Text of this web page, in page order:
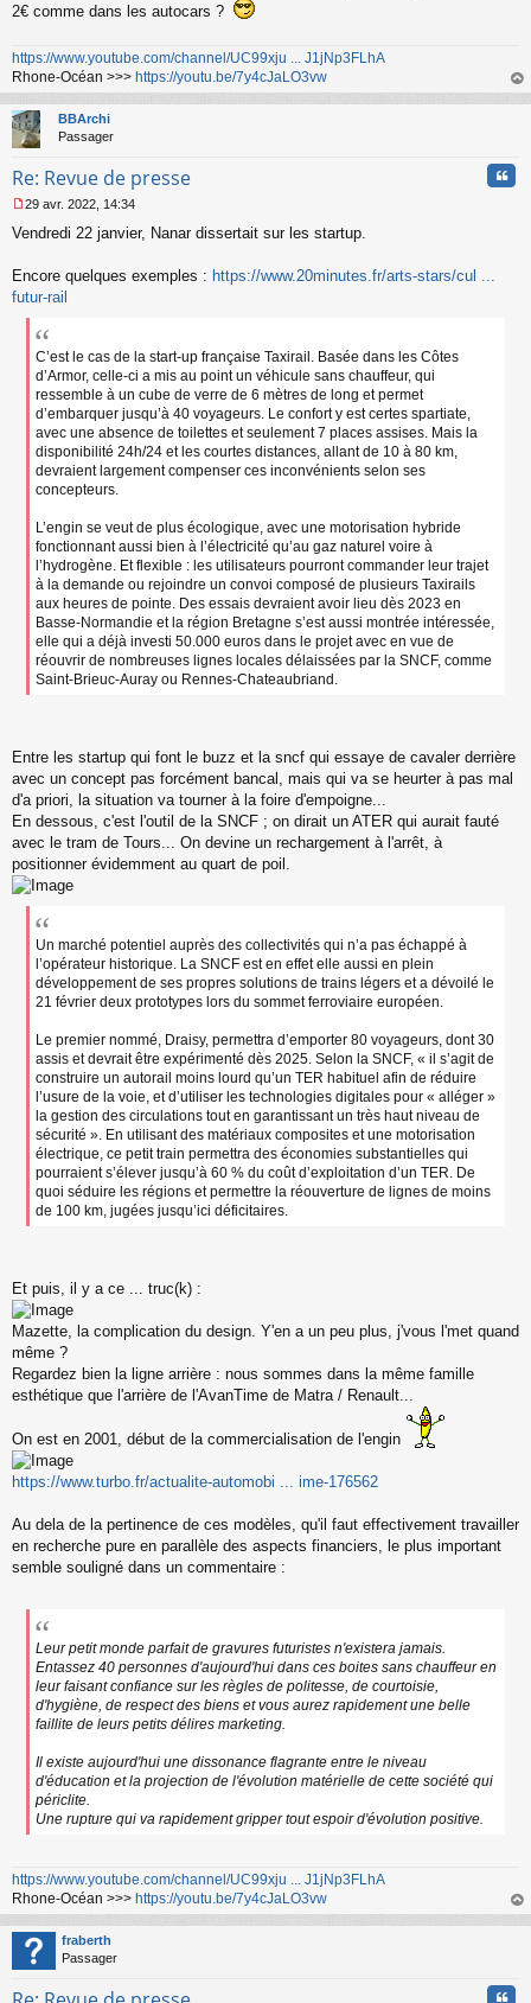
g
n
o
l
u
2€ comme dans les autocars ?
https://www.youtube.com/channel/UC99xju ... J1jNp3FLhA
Rhone-Océan >>> https://youtu.be/7y4cJaLO3vw
au
BBArchi
Passager
Re: Revue de presse
e
s
g
29 avr. 2022, 14:34
Vendredi 22 janvier, Nanar dissertait sur les startup.
Encore quelques exemples : https://www.20minutes.fr/arts-stars/cul ...
futur-rail
C’est le cas de la start-up française Taxirail. Basée dans les Côtes
d’Armor, celle-ci a mis au point un véhicule sans chauffeur, qui
ressemble à un cube de verre de 6 mètres de long et permet
d’embarquer jusqu’à 40 voyageurs. Le confort y est certes spartiate,
avec une absence de toilettes et seulement 7 places assises. Mais la
disponibilité 24h/24 et les courtes distances, allant de 10 à 80 km,
devraient largement compenser ces inconvénients selon ses
concepteurs.
L’engin se veut de plus écologique, avec une motorisation hybride
fonctionnant aussi bien à l’électricité qu’au gaz naturel voire à
l’hydrogène. Et flexible : les utilisateurs pourront commander leur trajet
à la demande ou rejoindre un convoi composé de plusieurs Taxirails
aux heures de pointe. Des essais devraient avoir lieu dès 2023 en
Basse-Normandie et la région Bretagne s’est aussi montrée intéressée,
elle qui a déjà investi 50.000 euros dans le projet avec en vue de
réouvrir de nombreuses lignes locales délaissées par la SNCF, comme
Saint-Brieuc-Auray ou Rennes-Chateaubriand.
Entre les startup qui font le buzz et la sncf qui essaye de cavaler derrière
avec un concept pas forcément bancal, mais qui va se heurter à pas mal
d'a priori, la situation va tourner à la foire d'empoigne...
En dessous, c'est l'outil de la SNCF ; on dirait un ATER qui aurait fauté
avec le tram de Tours... On devine un rechargement à l'arrêt, à
positionner évidemment au quart de poil.
Un marché potentiel auprès des collectivités qui n’a pas échappé à
l’opérateur historique. La SNCF est en effet elle aussi en plein
développement de ses propres solutions de trains légers et a dévoilé le
21 février deux prototypes lors du sommet ferroviaire européen.
Le premier nommé, Draisy, permettra d’emporter 80 voyageurs, dont 30
assis et devrait être expérimenté dès 2025. Selon la SNCF, « il s’agit de
construire un autorail moins lourd qu’un TER habituel afin de réduire
l’usure de la voie, et d’utiliser les technologies digitales pour « alléger »
la gestion des circulations tout en garantissant un très haut niveau de
sécurité ». En utilisant des matériaux composites et une motorisation
électrique, ce petit train permettra des économies substantielles qui
pourraient s’élever jusqu’à 60 % du coût d’exploitation d’un TER. De
quoi séduire les régions et permettre la réouverture de lignes de moins
de 100 km, jugées jusqu’ici déficitaires.
Et puis, il y a ce ... truc(k) :
Mazette, la complication du design. Y'en a un peu plus, j'vous l'met quand
même ?
Regardez bien la ligne arrière : nous sommes dans la même famille
esthétique que l'arrière de l'AvanTime de Matra / Renault...
On est en 2001, début de la commercialisation de l'engin
https://www.turbo.fr/actualite-automobi ... ime-176562
Au dela de la pertinence de ces modèles, qu'il faut effectivement travailler
en recherche pure en parallèle des aspects financiers, le plus important
semble souligné dans un commentaire :
Leur petit monde parfait de gravures futuristes n'existera jamais.
Entassez 40 personnes d'aujourd'hui dans ces boites sans chauffeur en
leur faisant confiance sur les règles de politesse, de courtoisie,
d'hygiène, de respect des biens et vous aurez rapidement une belle
faillite de leurs petits délires marketing.
Il existe aujourd'hui une dissonance flagrante entre le niveau
d'éducation et la projection de l'évolution matérielle de cette société qui
périclite.
Une rupture qui va rapidement gripper tout espoir d'évolution positive.
https://www.youtube.com/channel/UC99xju ... J1jNp3FLhA
Rhone-Océan >>> https://youtu.be/7y4cJaLO3vw
au
fraberth
Passager